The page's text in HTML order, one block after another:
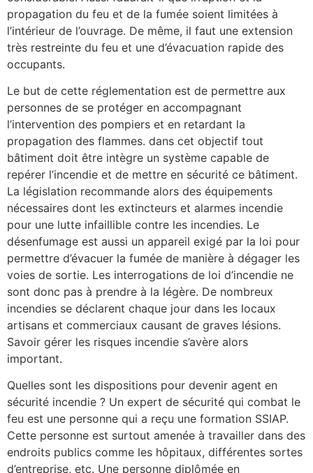
propagation du feu et de la fumée soient limitées à
l’intérieur de l’ouvrage. De même, il faut une extension
très restreinte du feu et une d’évacuation rapide des
occupants.
Le but de cette réglementation est de permettre aux
personnes de se protéger en accompagnant
l’intervention des pompiers et en retardant la
propagation des flammes. dans cet objectif tout
bâtiment doit être intègre un système capable de
repérer l’incendie et de mettre en sécurité ce bâtiment.
La législation recommande alors des équipements
nécessaires dont les extincteurs et alarmes incendie
pour une lutte infaillible contre les incendies. Le
désenfumage est aussi un appareil exigé par la loi pour
permettre d’évacuer la fumée de manière à dégager les
voies de sortie. Les interrogations de loi d’incendie ne
sont donc pas à prendre à la légère. De nombreux
incendies se déclarent chaque jour dans les locaux
artisans et commerciaux causant de graves lésions.
Savoir gérer les risques incendie s’avère alors
important.
Quelles sont les dispositions pour devenir agent en
sécurité incendie ? Un expert de sécurité qui combat le
feu est une personne qui a reçu une formation SSIAP.
Cette personne est surtout amenée à travailler dans des
endroits publics comme les hôpitaux, différentes sortes
d’entreprise, etc. Une personne diplômée en